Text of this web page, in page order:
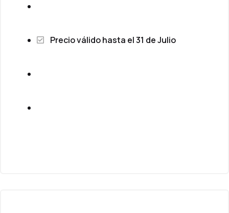
Precio válido hasta el 31 de Julio